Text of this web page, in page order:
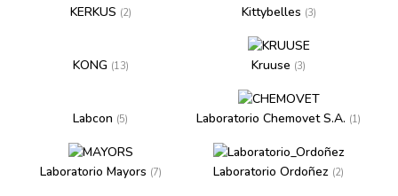
KERKUS (2) Kittybelles (3)
KONG (13) Kruuse (3)
Labcon (5) Laboratorio Chemovet S.A. (1)
Laboratorio Mayors (7) Laboratorio Ordoñez (2)